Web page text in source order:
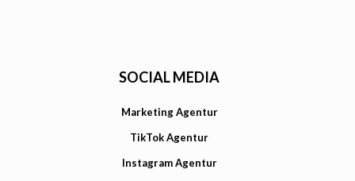
SOCIAL MEDIA
Marketing Agentur
TikTok Agentur
Instagram Agentur